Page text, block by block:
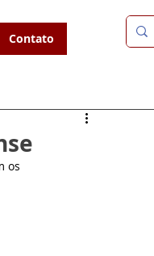
Contato
os